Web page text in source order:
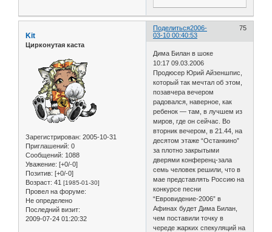
Поделиться 75
2006-
03-10 00:40:53
Kit
Цирконутая каста
Зарегистрирован: 2005-10-31
Приглашений: 0
Сообщений: 1088
Уважение: [+0/-0]
Позитив: [+0/-0]
Возраст: 41 [1985-01-30]
Провел на форуме:
Не определено
Последний визит:
2009-07-24 01:20:32
Дима Билан в шоке
10:17 09.03.2006
Продюсер Юрий Айзеншпис,
который так мечтал об этом,
позавчера вечером
радовался, наверное, как
ребенок — там, в лучшем из
миров, где он сейчас. Во
вторник вечером, в 21.44, на
десятом этаже “Останкино”
за плотно закрытыми
дверями конференц-зала
семь человек решили, что в
мае представлять Россию на
конкурсе песни
“Евровидение-2006” в
Афинах будет Дима Билан,
чем поставили точку в
череде жарких спекуляций на